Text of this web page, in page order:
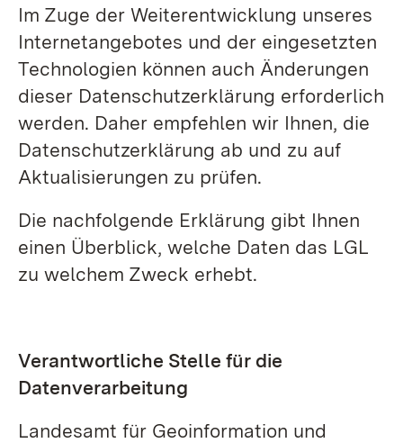
Im Zuge der Weiterentwicklung unseres
Internetangebotes und der eingesetzten
Technologien können auch Änderungen
dieser Datenschutzerklärung erforderlich
werden. Daher empfehlen wir Ihnen, die
Datenschutzerklärung ab und zu auf
Aktualisierungen zu prüfen.
Die nachfolgende Erklärung gibt Ihnen
einen Überblick, welche Daten das LGL
zu welchem Zweck erhebt.
Verantwortliche Stelle für die
Datenverarbeitung
Landesamt für Geoinformation und